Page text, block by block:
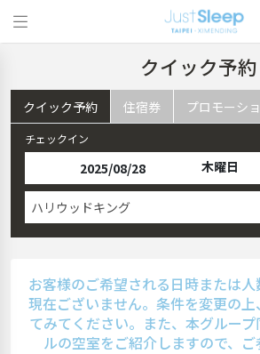
クイック予約
クイック予約 住宿券 プロモーシ
チェックイン
木曜日
ハリウッドキング
お客様のご希望される日時または
現在ございません。条件を変更の
てみてください。また、本グルー
ルの空室をご紹介しますので、ご